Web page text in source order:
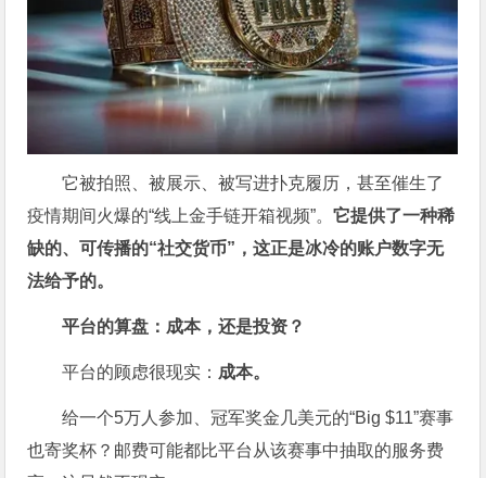
它被拍照、被展示、被写进扑克履历，甚至催生了
疫情期间火爆的“线上金手链开箱视频”。它提供了一种稀
缺的、可传播的“社交货币”，这正是冰冷的账户数字无
法给予的。
平台的算盘：成本，还是投资？
平台的顾虑很现实： 成本。
给一个5万人参加、冠军奖金几美元的“Big $11”赛事
也寄奖杯？邮费可能都比平台从该赛事中抽取的服务费